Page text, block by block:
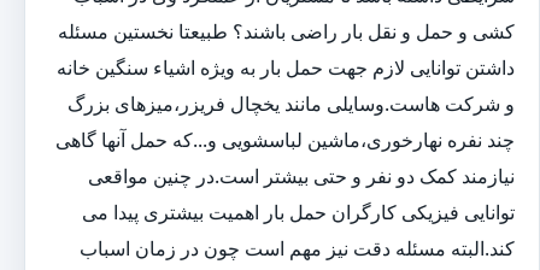
کشی و حمل و نقل بار راضی باشند؟ طبیعتا نخستین مسئله
داشتن توانایی لازم جهت حمل بار به ویژه اشیاء سنگین خانه
و شرکت هاست.وسایلی مانند یخچال فریزر،میزهای بزرگ
چند نفره نهارخوری،ماشین لباسشویی و...که حمل آنها گاهی
نیازمند کمک دو نفر و حتی بیشتر است.در چنین مواقعی
توانایی فیزیکی کارگران حمل بار اهمیت بیشتری پیدا می
کند.البته مسئله دقت نیز مهم است چون در زمان اسباب